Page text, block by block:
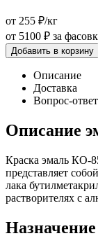
от 255 ₽/кг
от 5100 ₽ за
Добавить в корзину
Описание
Доставка
Вопрос-ответ
Описание
Краска эмаль КО-
представляет
лака
растворителях с